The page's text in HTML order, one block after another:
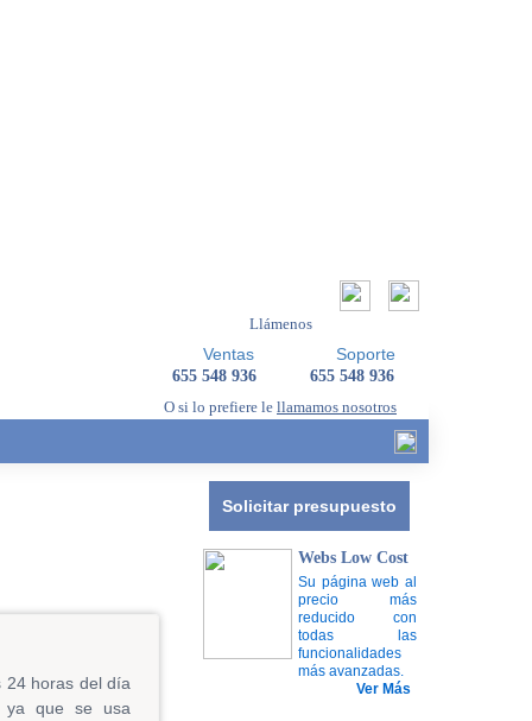
Llámenos
Soporte
655 548 936
Ventas
655 548 936
O si lo prefiere le llamamos nosotros
Solicitar presupuesto
Webs Low Cost
Su página web al
precio más
reducido con
todas las
funcionalidades
más avanzadas.
Ver Más
24 horas del día
ya que se usa